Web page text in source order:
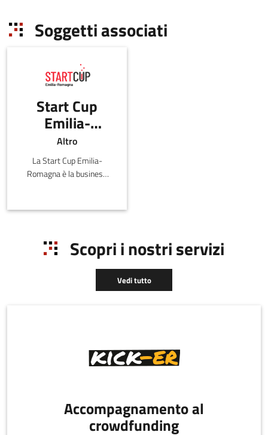
Soggetti associati
Start Cup
Emilia-
Romagna
Altro
La Start Cup Emilia-
Romagna è la business
affiliata al PNI-Premio
l'Innovazione.Scopri i nostri servizi
Vedi tutto
Accompagnamento al
crowdfunding